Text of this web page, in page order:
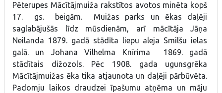
Pēterupes Mācītājmuiža rakstītos avotos minēta kopš
17. gs. beigām. Muižas parks un ēkas daļēji
saglabājušās līdz mūsdienām, arī mācītāja Jāņa
Neilanda 1879. gadā stādīta liepu aleja Smilšu ielas
galā. un Johana Vilhelma Knīrima 1869. gadā
stādītais dižozols. Pēc 1908. gada ugunsgrēka
Mācītājmuižas ēka tika atjaunota un daļēji pārbūvēta.
Padomju laikos draudzei īpašumu atņēma un māju